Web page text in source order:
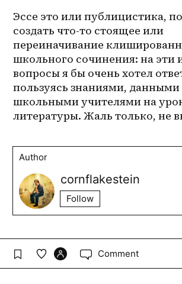
Эссе это или публицистика,
создать что-то стоящее или
переиначивание
школьного сочинения: на эти
вопросы я бы очень хотел
пользуясь знаниями,
школьными учителями на
литературы. Жаль только, не
Author
cornflakestein
Follow
Comment